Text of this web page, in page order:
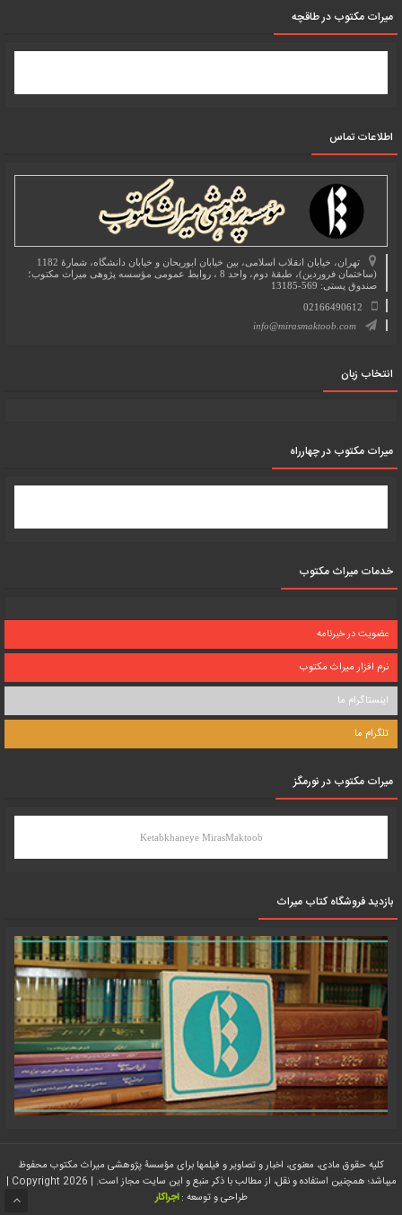
میرات مکتوب در طاقچه
اطلاعات تماس
تهران، خیابان انقلاب اسلامی، بین خیابان ابوریحان و خیابان دانشگاه، شمارۀ 1182
(ساختمان فروردین)، طبقۀ دوم، واحد 8 ، روابط عمومی مؤسسه پژوهی میراث مکتوب؛
صندوق پستی: 569-13185
02166490612
info@mirasmaktoob.com
انتخاب زبان
میرات مکتوب در چهارراه
خدمات میراث مکتوب
عضویت در خبرنامه
نرم افزار میراث مکتوب
اینستاگرام ما
تلگرام ما
میرات مکتوب در نورمگز
Ketabkhaneye MirasMaktoob
بازدید فروشگاه کتاب میراث
کلیه حقوق مادی، معنوی، اخبار و تصاویر و فیلمها برای مؤسسۀ پژوهشی میراث مکتوب محفوظ
میباشد؛ همچنین استفاده و نقل، از مطالب با ذکر منبع و این سایت مجاز است. | Copyright 2026 |
طراحی و توسعه : اجراکار